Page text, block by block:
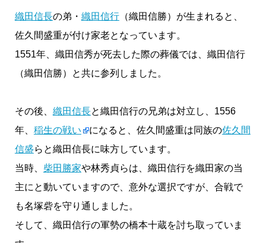
織田信長の弟・ 織田信行（織田信勝）が生まれると、
佐久間盛重が付け家老となっています。
1551年、織田信秀が死去した際の葬儀では、織田信行
（織田信勝）と共に参列しました。
その後、 織田信長と織田信行の兄弟は対立し、1556
年、 稲生の戦い になると、佐久間盛重は同族の佐久間
信盛らと織田信長に味方しています。
当時、 柴田勝家や林秀貞らは、織田信行を織田家の当
主にと動いていますので、意外な選択ですが、合戦で
も名塚砦を守り通しました。
そして、織田信行の軍勢の橋本十蔵を討ち取っていま